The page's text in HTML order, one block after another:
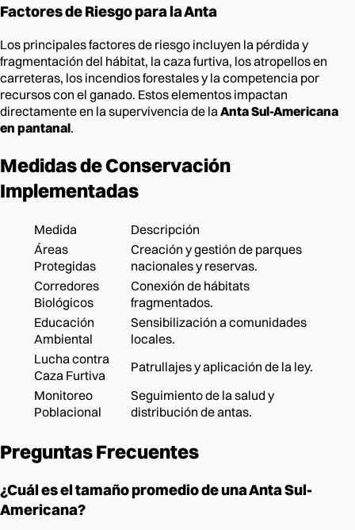
Factores de Riesgo para la Anta
Los principales factores de riesgo incluyen la pérdida y
fragmentación del hábitat, la caza furtiva, los atropellos en
carreteras, los incendios forestales y la competencia por
recursos con el ganado. Estos elementos impactan
directamente en la supervivencia de laAnta Sul-Americana
en pantanal.
Medidas de Conservación
Implementadas
Medida
Descripción
Áreas
Protegidas
Creación y gestión de parques
nacionales y reservas.
Corredores
Biológicos
Conexión de hábitats
fragmentados.
Educación
Ambiental
Sensibilización a comunidades
locales.
Lucha contra
Caza Furtiva
Patrullajes y aplicación de la ley.
Monitoreo
Poblacional
Seguimiento de la salud y
distribución de antas.
Preguntas Frecuentes
¿Cuál es el tamaño promedio de una Anta Sul-
Americana?